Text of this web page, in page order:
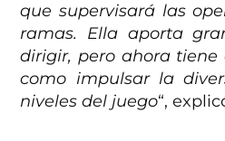
que supervisará las
ramas. Ella aporta
dirigir, pero ahora tiene
como impulsar la
niveles del juego“,